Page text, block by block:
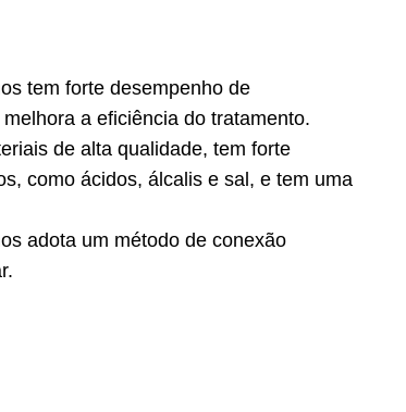
tem forte desempenho de
a eficiência do tratamento.
de alta qualidade, tem forte
como ácidos, álcalis e sal, e tem uma
adota um método de conexão